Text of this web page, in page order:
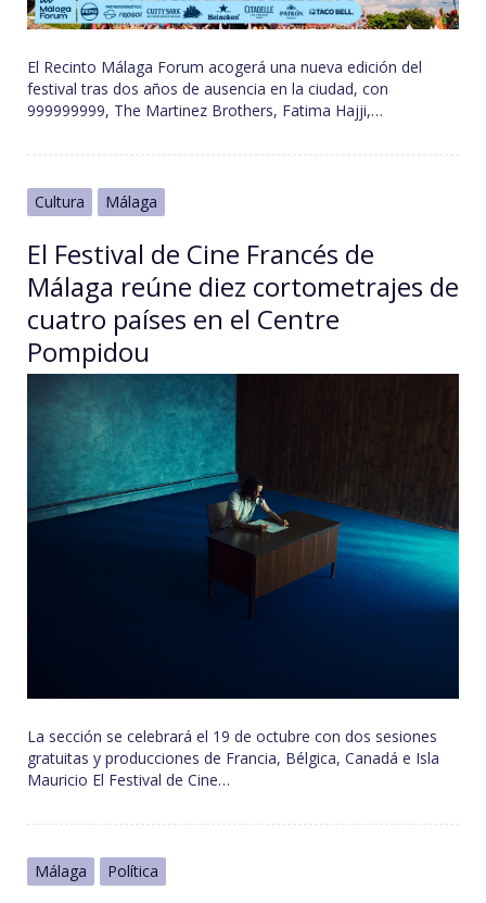
El Recinto Málaga Forum acogerá una nueva edición del
festival tras dos años de ausencia en la ciudad, con
999999999, The Martinez Brothers, Fatima Hajji,…
Cultura Málaga
El Festival de Cine Francés de
Málaga reúne diez cortometrajes de
cuatro países en el Centre
Pompidou
La sección se celebrará el 19 de octubre con dos sesiones
gratuitas y producciones de Francia, Bélgica, Canadá e Isla
Mauricio El Festival de Cine…
Málaga Política